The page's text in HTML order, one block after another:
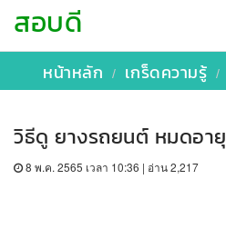
สอบดี
หน้าหลัก เกร็ดความรู้
วิธีดู ยางรถยนต์ หมดอายุ
8 พ.ค. 2565 เวลา 10:36 | อ่าน 2,217